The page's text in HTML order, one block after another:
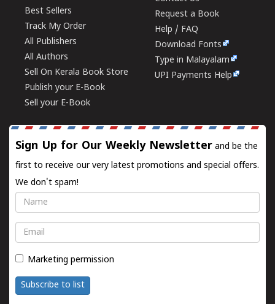
Best Sellers
Track My Order
All Publishers
All Authors
Sell On Kerala Book Store
Publish your E-Book
Sell your E-Book
Request a Book
Help / FAQ
Download Fonts
Type in Malayalam
UPI Payments Help
Sign Up for Our Weekly Newsletter and be the
first to receive our very latest promotions and special offers.
We don't spam!
Name
Email
Marketing permission
Subscribe to list